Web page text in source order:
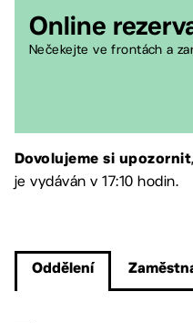
Online
Nečekejte ve frontách a
Dovolujeme si upozornit
je vydáván v 17:10 hodin.
Oddělení